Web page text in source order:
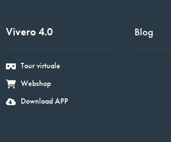
Vivero 4.0
Tour virtuale
Webshop
Download APP
Blog